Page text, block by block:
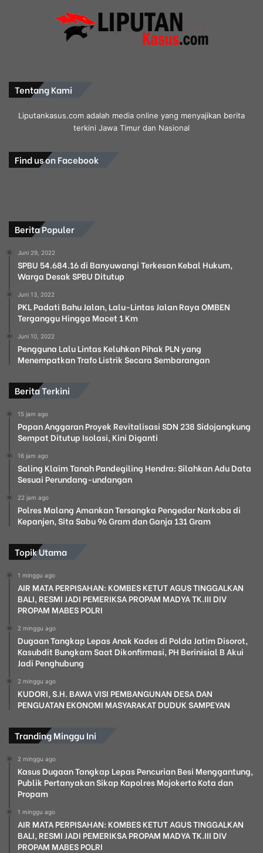
Tentang Kami
Liputankasus.com adalah media online yang menyajikan berita
terkini Jawa Timur dan Nasional
Find us on Facebook
Berita Populer
Juni 29, 2022
SPBU 54.684.16 di Banyuwangi Terkesan Kebal Hukum,
Warga Desak SPBU Ditutup
Juni 13, 2022
PKL Padati Bahu Jalan, Lalu-Lintas Jalan Raya OMBEN
Terganggu Hingga Macet 1 Km
Juni 10, 2022
Pengguna Lalu Lintas Keluhkan Pihak PLN yang
Menempatkan Trafo Listrik Secara Sembarangan
Berita Terkini
15 jam ago
Papan Anggaran Proyek Revitalisasi SDN 238 Sidojangkung
Sempat Ditutup Isolasi, Kini Diganti
16 jam ago
Saling Klaim Tanah Pandegiling Hendra: Silahkan Adu Data
Sesuai Perundang-undangan
22 jam ago
Polres Malang Amankan Tersangka Pengedar Narkoba di
Kepanjen, Sita Sabu 96 Gram dan Ganja 131 Gram
Topik Utama
1 minggu ago
AIR MATA PERPISAHAN: KOMBES KETUT AGUS TINGGALKAN
BALI, RESMI JADI PEMERIKSA PROPAM MADYA TK.III DIV
PROPAM MABES POLRI
2 minggu ago
Dugaan Tangkap Lepas Anak Kades di Polda Jatim Disorot,
Kasubdit Bungkam Saat Dikonfirmasi, PH Berinisial B Akui
Jadi Penghubung
2 minggu ago
KUDORI, S.H. BAWA VISI PEMBANGUNAN DESA DAN
PENGUATAN EKONOMI MASYARAKAT DUDUK SAMPEYAN
Tranding Minggu Ini
2 minggu ago
Kasus Dugaan Tangkap Lepas Pencurian Besi Menggantung,
Publik Pertanyakan Sikap Kapolres Mojokerto Kota dan
Propam
1 minggu ago
AIR MATA PERPISAHAN: KOMBES KETUT AGUS TINGGALKAN
BALI, RESMI JADI PEMERIKSA PROPAM MADYA TK.III DIV
PROPAM MABES POLRI